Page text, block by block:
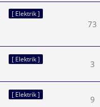
[ Elektrik ]
73
[ Elektrik ]
3
[ Elektrik ]
9